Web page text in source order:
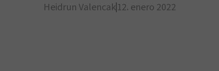
Heidrun Valencak12. enero 2022